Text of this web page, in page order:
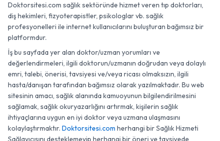
Doktorsitesi.com sağlık sektöründe hizmet veren tıp doktorları,
diş hekimleri, fizyoterapistler, psikologlar vb. sağlık
profesyonelleri ile internet kullanıcılarını buluşturan bağımsız bir
platformdur.
İş bu sayfada yer alan doktor/uzman yorumları ve
değerlendirmeleri, ilgili doktorun/uzmanın doğrudan veya dolaylı
emri, talebi, önerisi, tavsiyesi ve/veya ricası olmaksızın, ilgili
hasta/danışan tarafından bağımsız olarak yazılmaktadır. Bu web
sitesinin amacı, sağlık alanında kamuoyunun bilgilendirilmesini
sağlamak, sağlık okuryazarlığını artırmak, kişilerin sağlık
ihtiyaçlarına uygun en iyi doktor veya uzmana ulaşmasını
kolaylaştırmaktır. Doktorsitesi.com herhangi bir Sağlık Hizmeti
Sağlayıcısını desteklemeyip herhangi bir öneri ve tavsiyede